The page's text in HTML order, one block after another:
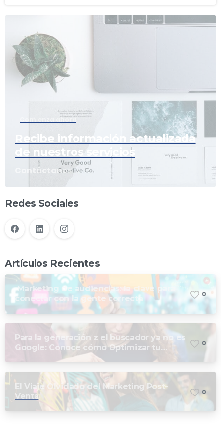
Comienza ahora
Recibe información actualizada
de nuestros servicios
Contáctanos
Redes Sociales
Artículos Recientes
Marketing de audiencias: la clave para
conectar con la gente correcta
0
Para la generación z el buscador ya no es
Google: Conoce cómo Optimizar tu
marca para las búsquedas en TikTok e
0
El Viaje Olvidado del Marketing Post-
Venta
0